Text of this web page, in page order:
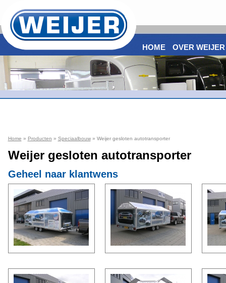
Home » Producten » Speciaalbouw» Weijer gesloten autotransporter
Weijer gesloten autotransporter
Geheel naar klantwens
HOME OVER WEIJER